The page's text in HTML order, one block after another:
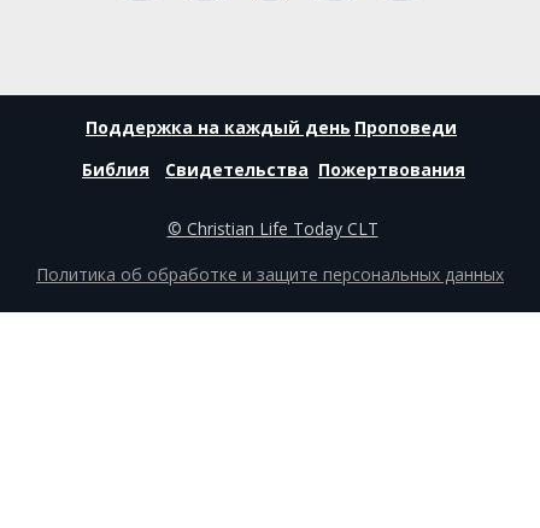
© Christian Life Today CLT
Проповеди
Поддержка на каждый день
Библия
Свидетельства Пожертвования
Политика об обработке и защите персональных данных